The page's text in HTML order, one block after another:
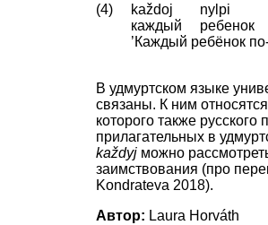
(4) každoj nylpi
каждый
ребенок
’Каждый ребёнок
В удмуртском языке
связаны. К ним относятся
которого также
прилагательных в
každyj можно
заимствования (про
Kondrateva 2018).
Автор: Laura Horváth